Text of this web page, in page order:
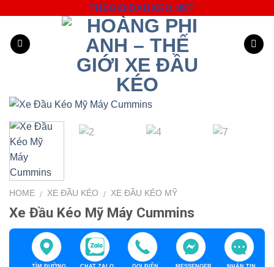
content
THEGIOIDAUKEO.NET
HOME / XE ĐẦU KÉO / XE ĐẦU KÉO MỸ
Xe Đầu Kéo Mỹ Máy Cummins